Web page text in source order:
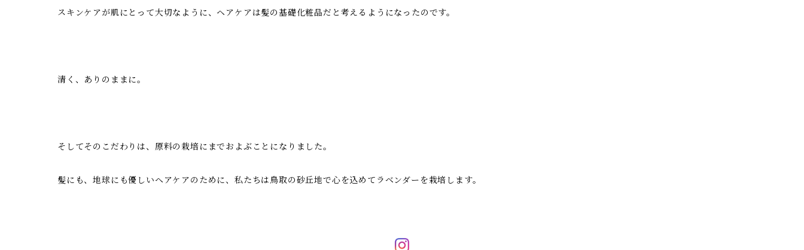
スキンケアが肌にとって大切なように、ヘアケアは髪の基礎化粧品だと考えるようになったのです。
清く、ありのままに。
そしてそのこだわりは、原料の栽培にまでおよぶことになりました。
髪にも、地球にも優しいヘアケアのために、私たちは鳥取の砂丘地で心を込めてラベンダーを栽培します。